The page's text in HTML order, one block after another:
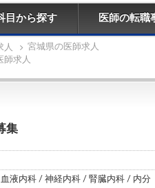
目から探す 医師の転職
人
宮城県の医師求人
師求人
集
液内科 / 神経内科 / 腎臓内科 / 内分